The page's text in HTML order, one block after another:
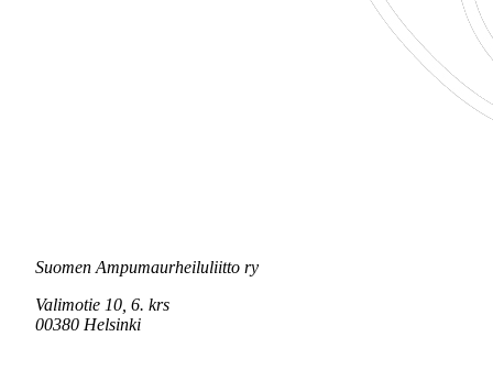
Suomen Ampumaurheiluliitto ry
Valimotie 10, 6. krs
00380 Helsinki